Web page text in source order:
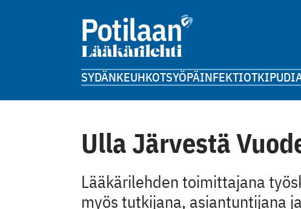
SYDÄNKEUHKOTSYÖPÄINFEKTIOTKIPU
Ulla Järvestä
Lääkärilehden toimittajana
myös tutkijana, asiantuntijana